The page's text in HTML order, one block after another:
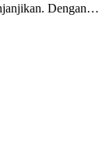
Dengan…